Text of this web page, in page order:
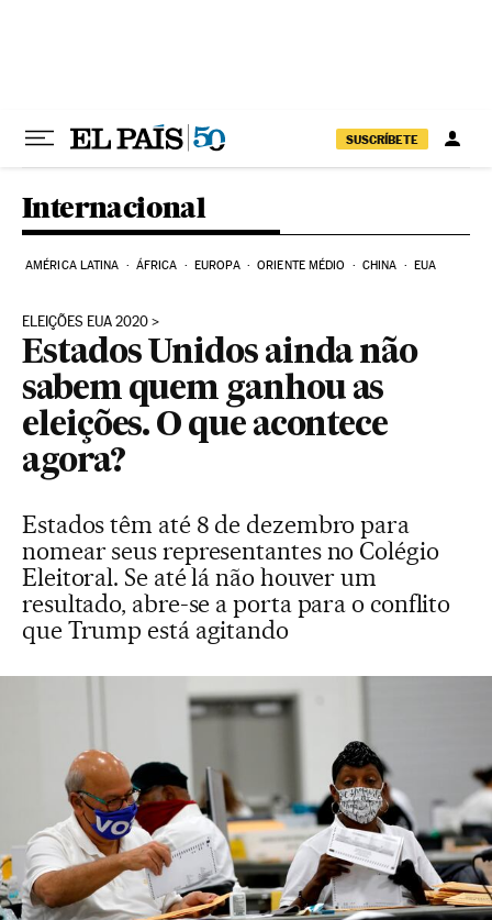
SUSCRÍBETE
Internacional
AMÉRICA LATINA ÁFRICA EUROPA ORIENTE MÉDIO CHINA EUA
ELEIÇÕES EUA 2020
Estados Unidos ainda não
sabem quem ganhou as
eleições. O que acontece
agora?
Estados têm até 8 de dezembro para
nomear seus representantes no Colégio
Eleitoral. Se até lá não houver um
resultado, abre-se a porta para o conflito
que Trump está agitando